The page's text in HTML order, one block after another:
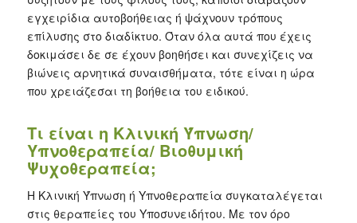
εγχειρίδια αυτοβοήθειας ή ψάχνουν τρόπους
επίλυσης στο διαδίκτυο. Όταν όλα αυτά που έχεις
δοκιμάσει δε σε έχουν βοηθήσει και συνεχίζεις να
βιώνεις αρνητικά συναισθήματα, τότε είναι η ώρα
που χρειάζεσαι τη βοήθεια του ειδικού.
Τι είναι η Κλινική Ύπνωση/
Υπνοθεραπεία/ Βιοθυμική
Ψυχοθεραπεία;
Η Κλινική Ύπνωση ή Υπνοθεραπεία συγκαταλέγεται
στις θεραπείες του Υποσυνειδήτου. Με τον όρο